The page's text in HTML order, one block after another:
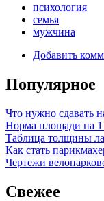
психология
семья
мужчина
Добавить
Популярное
Что нужно сдавать
Норма площади на 1
Таблица толщины
Как стать
Чертежи
Свежее